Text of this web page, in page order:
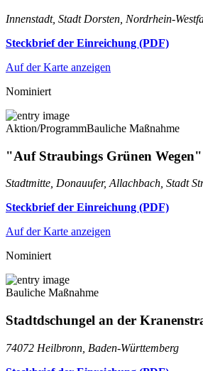
Innenstadt, Stadt Dorsten, Nordrhein-
Steckbrief der Einreichung (PDF)
Auf der Karte anzeigen
Nominiert
Aktion/ProgrammBauliche Maßnahme
"Auf Straubings Grünen Wegen"
Stadtmitte, Donauufer, Allachbach, Stadt
Steckbrief der Einreichung (PDF)
Auf der Karte anzeigen
Nominiert
Bauliche Maßnahme
Stadtdschungel an der
74072 Heilbronn, Baden-Württemberg